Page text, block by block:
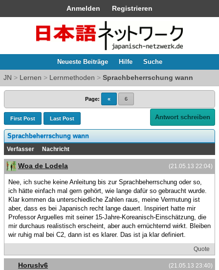
Anmelden Registrieren
Neueste Beiträge Hilfe Suche
JN > Lernen > Lernmethoden > Sprachbeherrschung wann
Page: « 6
First Post Last Post Antwort schreiben
Sprachbeherrschung wann
Verfasser Nachricht
(21.05.13 22:04)
Woa de Lodela
Nee, ich suche keine Anleitung bis zur Sprachbeherrschung oder so,
ich hätte einfach mal gern gehört, wie lange dafür so gebraucht wurde.
Klar kommen da unterschiedliche Zahlen raus, meine Vermutung ist
aber, dass es bei Japanisch recht lange dauert. Inspiriert hatte mir
Professor Arguelles mit seiner 15-Jahre-Koreanisch-Einschätzung, die
mir durchaus realistisch erscheint, aber auch ernüchternd wirkt. Bleiben
wir ruhig mal bei C2, dann ist es klarer. Das ist ja klar definiert.
Quote
(21.05.13 23:40)
Horuslv6